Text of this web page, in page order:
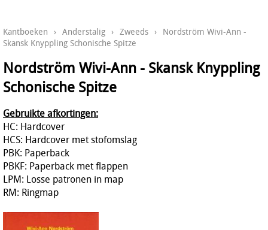
Kantboeken › Anderstalig › Zweeds › Nordström Wivi-Ann -
Skansk Knyppling Schonische Spitze
Nordström Wivi-Ann - Skansk Knyppling
Schonische Spitze
Gebruikte afkortingen:
HC: Hardcover
HCS: Hardcover met stofomslag
PBK: Paperback
PBKF: Paperback met flappen
LPM: Losse patronen in map
RM: Ringmap